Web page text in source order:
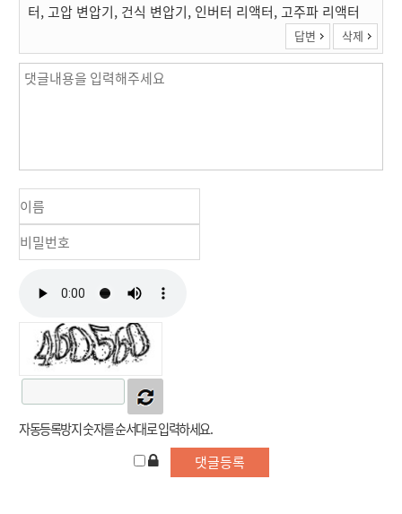
터, 고압 변압기, 건식 변압기, 인버터 리액터, 고주파 리액터
답변 삭제
자동등록방지 숫자를 순서대로 입력하세요.